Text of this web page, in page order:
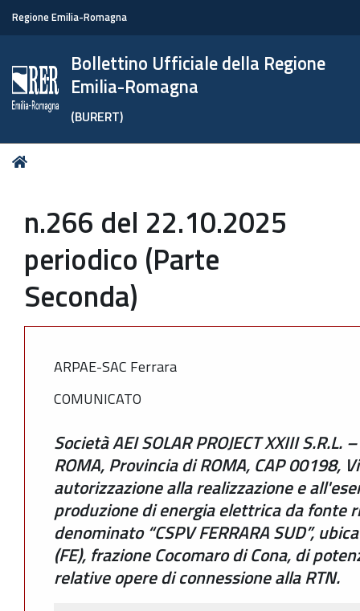
Regione Emilia-Romagna
Bollettino Ufficiale della Regione
Emilia-Romagna
(BURERT)
Tu
n.266 del 22.10.2025
periodico (Parte
Seconda)
ARPAE-SAC Ferrara
COMUNICATO
Società AEI SOLAR PROJECT XXIII
ROMA, Provincia di ROMA, CAP 00198,
autorizzazione alla realizzazione e
produzione di energia elettrica da fonte
denominato “CSPV FERRARA SUD”,
(FE), frazione Cocomaro di Cona, di
relative opere di connessione alla RTN.